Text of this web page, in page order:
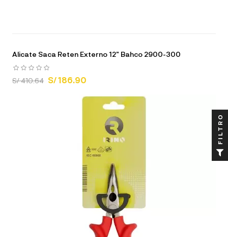
Alicate Saca Reten Externo 12" Bahco 2900-300
S/ 410.64 S/ 186.90
FILTRO